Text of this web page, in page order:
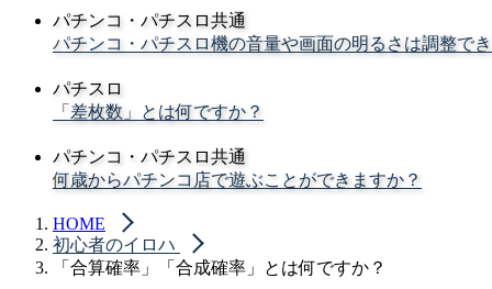
パチンコ・パチスロ共通
パチンコ・パチスロ機の音量や画面の明るさは調整で
パチスロ
「差枚数」とは何ですか？
パチンコ・パチスロ共通
何歳からパチンコ店で遊ぶことができますか？
HOME
初心者のイロハ
「合算確率」「合成確率」とは何ですか？